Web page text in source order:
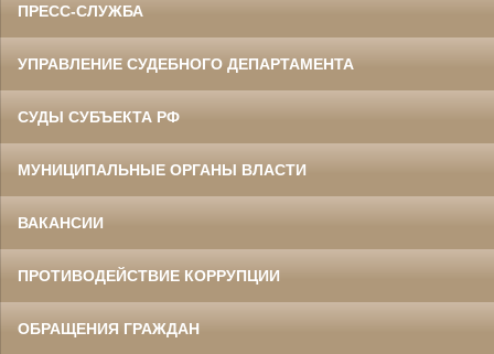
ПРЕСС-СЛУЖБА
УПРАВЛЕНИЕ СУДЕБНОГО ДЕПАРТАМЕНТА
СУДЫ СУБЪЕКТА РФ
МУНИЦИПАЛЬНЫЕ ОРГАНЫ ВЛАСТИ
ВАКАНСИИ
ПРОТИВОДЕЙСТВИЕ КОРРУПЦИИ
ОБРАЩЕНИЯ ГРАЖДАН